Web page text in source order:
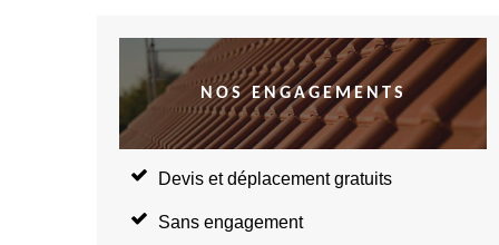
NOS ENGAGEMENTS
Devis et déplacement gratuits
Sans engagement